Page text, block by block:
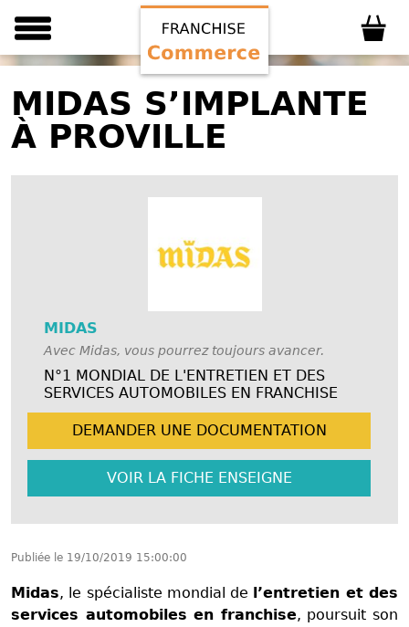
MIDAS S’IMPLANTE
À PROVILLE
MIDAS
Avec Midas, vous pourrez toujours avancer.
N°1 MONDIAL DE L'ENTRETIEN ET DES
SERVICES AUTOMOBILES EN FRANCHISE
DEMANDER UNE DOCUMENTATION
VOIR LA FICHE ENSEIGNE
Publiée le 19/10/2019 15:00:00
Midas, le spécialiste mondial de
l’entretien et des
services automobiles en franchise, poursuit son